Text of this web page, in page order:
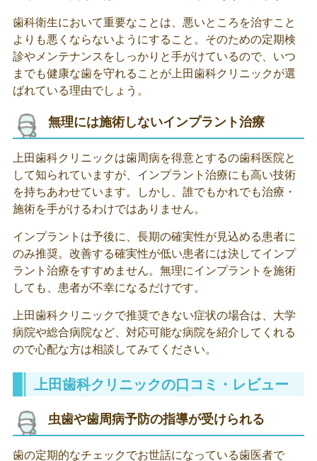
歯科衛生において重要なことは、悪いところを治すこと
よりも悪くならないようにすること。そのための定期検
診やメンテナンスをしっかりと手がけているので、いつ
までも健康な歯を守れることが上田歯科クリニックが選
ばれている理由でしょう。
無理には施術しないインプラント治療
上田歯科クリニックは歯周病を得意とするの歯科医院と
して知られていますが、インプラント治療にも高い技術
を持ちあわせています。しかし、誰でもかれでも治療・
施術を手がけるわけではありません。
インプラントは予後に、長期の確実性が見込める患者に
のみ推奨。改善する確実性が低い患者には決してインプ
ラント治療をすすめません。無理にインプラントを施術
しても、患者が不幸になるだけです。
上田歯科クリニックで推奨できない症状の場合は、大学
病院や総合病院など、対応可能な病院を紹介してくれる
ので心配な方は相談してみてください。
上田歯科クリニックの口コミ・レビュー
虫歯や歯周病予防の指導が受けられる
歯の定期的なチェックでお世話になっている歯医者で